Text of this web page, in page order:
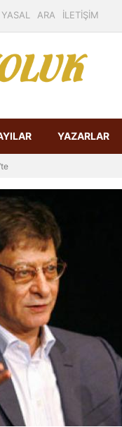
YASAL ARA İLETİŞİM
YAZARLAR